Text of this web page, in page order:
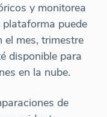
y monitorea
puede
el mes, trimestre
disponible para
en la nube.
de